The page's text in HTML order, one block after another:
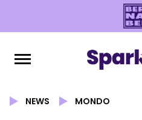
NEWS MONDO